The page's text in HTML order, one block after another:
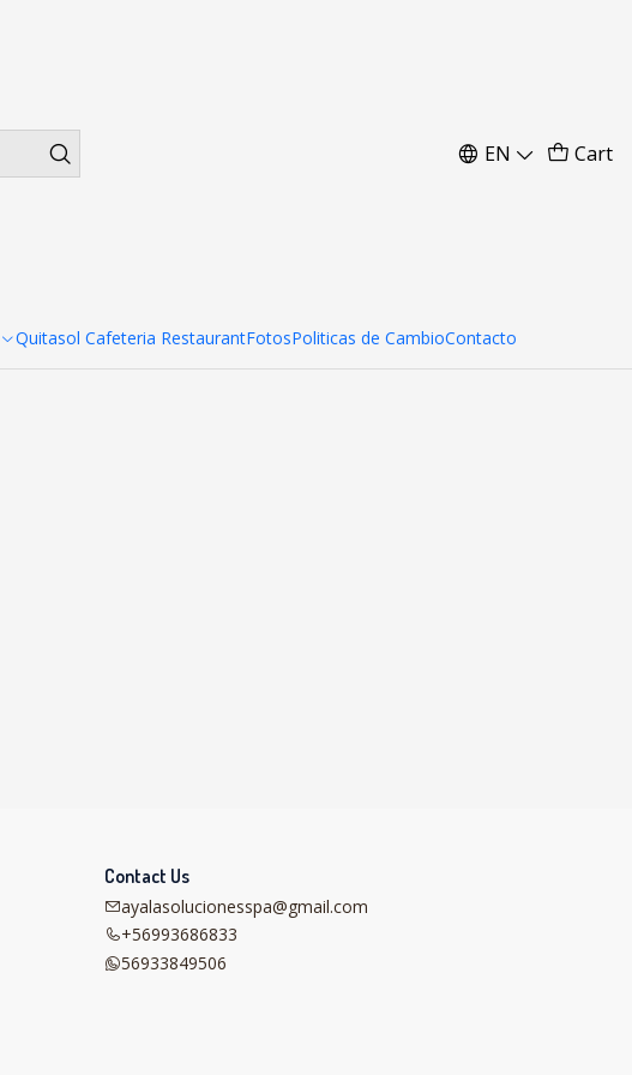
EN Cart
Quitasol Cafeteria RestaurantFotosPoliticas de CambioContacto
Contact Us
ayalasolucionesspa@gmail.com
+56993686833
56933849506